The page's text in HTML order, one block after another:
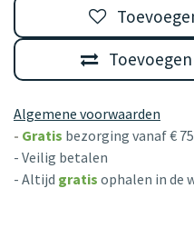
Algemene voorwaarden
- Gratis bezorging vanaf €
- Veilig betalen
- Altijd gratis ophalen in de